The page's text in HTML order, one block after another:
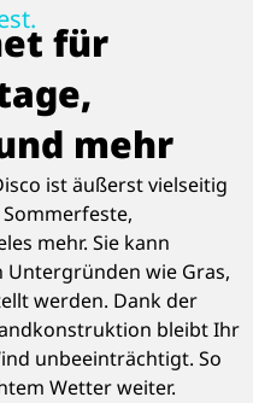
für
mehr
ist äußerst vielseitig
mehr. Sie kann
wie Gras,
werden. Dank der
bleibt Ihr
unbeeinträchtigt. So
Wetter weiter.